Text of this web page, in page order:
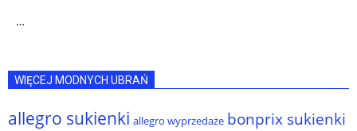
…
WIĘCEJ MODNYCH UBRAŃ
allegro sukienki allegro wyprzedaże bonprix sukienki